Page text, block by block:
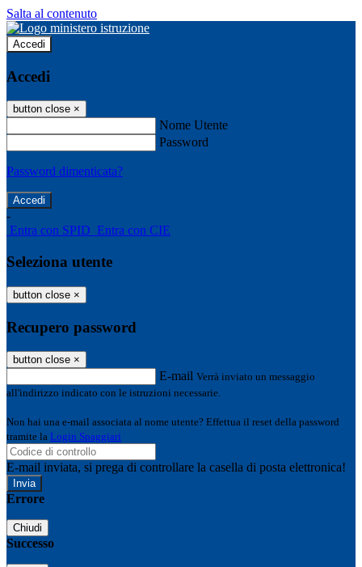
Salta al contenuto
Accedi
Accedi
button close ×
Nome Utente
Password
Password dimenticata?
-
Entra con SPID Entra con CIE
Seleziona utente
button close ×
Recupero password
button close ×
E-mail Verrà inviato un messaggio
all'indirizzo indicato con le istruzioni necessarie.
Non hai una e-mail associata al nome utente? Effettua il reset della password
tramite la Login Spaggiari
E-mail inviata, si prega di controllare la casella di posta elettronica!
Errore
Chiudi
Successo